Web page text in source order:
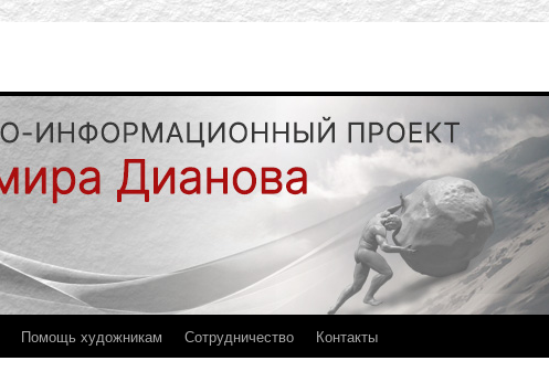
Помощь художникам Сотрудничество Контакты